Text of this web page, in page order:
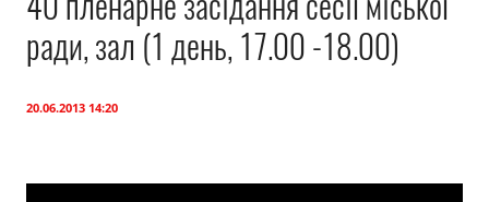
Навігація
сайту
Про місто
ради, зал (1 день, 17.00 -18.00)
20.06.2013 14:20